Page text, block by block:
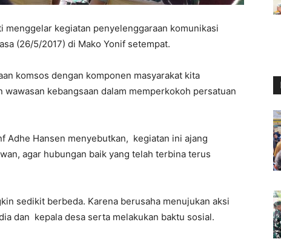
menggelar kegiatan penyelenggaraan komunikasi
(26/5/2017) di Mako Yonif setempat.
komsos dengan komponen masyarakat kita
kebangsaan dalam memperkokoh persatuan
Adhe Hansen menyebutkan, kegiatan ini ajang
agar hubungan baik yang telah terbina terus
sedikit berbeda. Karena berusaha menujukan aksi
dan kepala desa serta melakukan baktu sosial.